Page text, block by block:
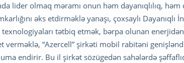
lider olmaq məramı onun həm dayanıqlılıq,
əks etdirməklə yanaşı, çoxsaylı Dayanıqlı
texnologiyaları tətbiq etmək, bərpa olunan
“Azercell” şirkəti mobil rabitəni
endirir. Bu il şirkət sözügedən sahələrdə